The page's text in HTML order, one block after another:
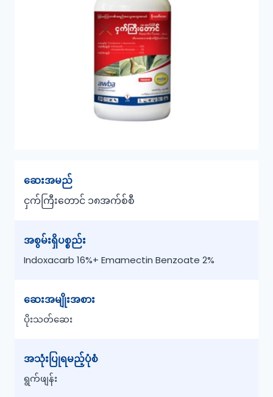
ဆေးအမည်
ငှက်ကြီးတောင် ၁၈အက်စ်စီ
အစွမ်းရှိပစ္စည်း
Indoxacarb 16%+ Emamectin Benzoate 2%
ဆေးအမျိုးအစား
ပိုးသတ်ဆေး
အသုံးပြုရမည့်ပုံစံ
ရွက်ဖျန်း